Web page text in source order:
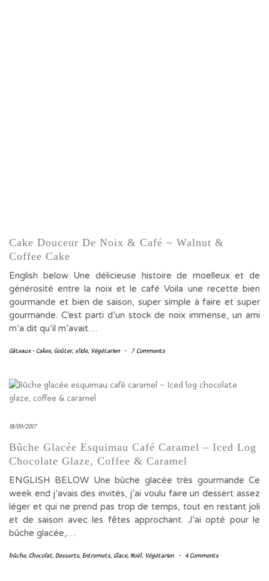
Cake Douceur De Noix & Café ~ Walnut &
Coffee Cake
English below Une délicieuse histoire de moelleux et de
générosité entre la noix et le café Voila une recette bien
gourmande et bien de saison, super simple à faire et super
gourmande. C’est parti d’un stock de noix immense, un ami
m’a dit qu’il m’avait…
Gâteaux - Cakes, Goûter, slide, Végétarien - 7 Comments
18/09/2017
Bûche Glacée Esquimau Café Caramel – Iced Log
Chocolate Glaze, Coffee & Caramel
ENGLISH BELOW Une bûche glacée très gourmande Ce
week end j’avais des invités, j’ai voulu faire un dessert assez
léger et qui ne prend pas trop de temps, tout en restant joli
et de saison avec les fêtes approchant. J’ai opté pour le
bûche glacée,…
bûche, Chocolat, Desserts, Entremets, Glace, Noël, Végétarien - 4 Comments